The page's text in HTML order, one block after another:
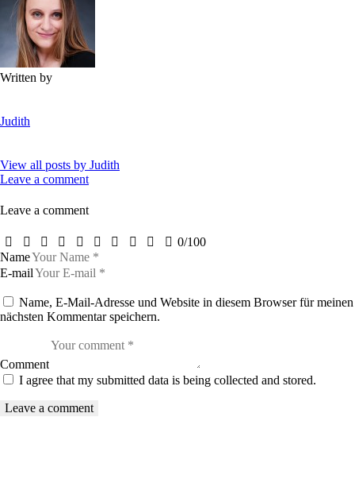
Written by
Judith
View all posts by Judith
Leave a comment
Leave a comment
0/100
Name
E-mail
Name, E-Mail-Adresse und Website in diesem Browser für meinen
nächsten Kommentar speichern.
Comment
I agree that my submitted data is being collected and stored.